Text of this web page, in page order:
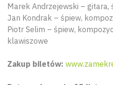
Marek Andrzejewski – gitara,
Jan Kondrak – śpiew,
Piotr Selim – śpiew,
klawiszowe
Zakup biletów: